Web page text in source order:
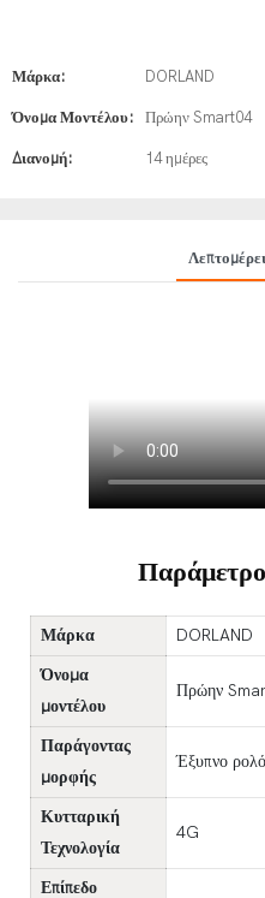
Μάρκα: DORLAND
Όνομα Μοντέλου: Πρώην Smart04
Διανομή: 14 ημέρες
Μάρκα
DORLAND
Όνομα
μοντέλου
Πρώην
Παράγοντας
μορφής
Έξυπνο
Κυτταρική
Τεχνολογία
4G
Επίπεδο